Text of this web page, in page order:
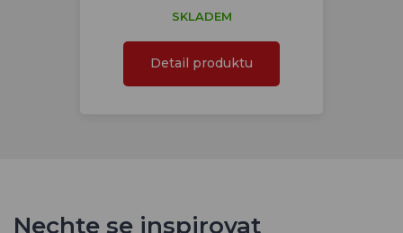
SKLADEM
Detail produktu
Nechte se inspirovat